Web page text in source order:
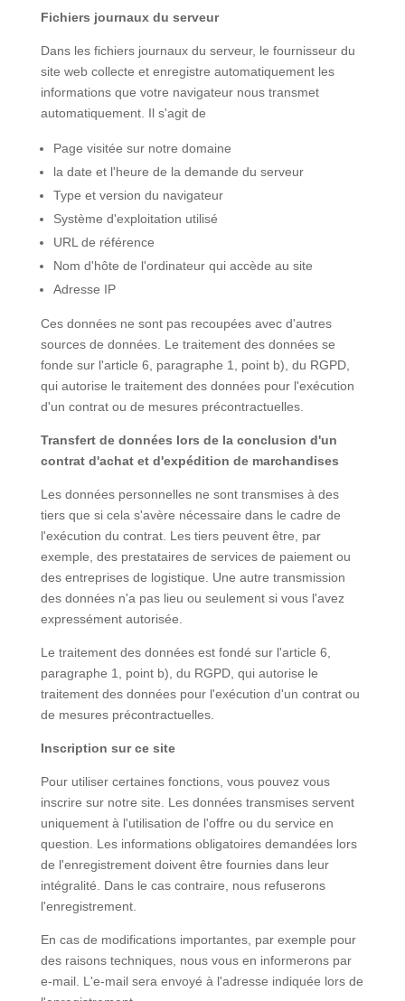
Fichiers journaux du serveur
Dans les fichiers journaux du serveur, le fournisseur du
site web collecte et enregistre automatiquement les
informations que votre navigateur nous transmet
automatiquement. Il s'agit de
Page visitée sur notre domaine
la date et l'heure de la demande du serveur
Type et version du navigateur
Système d'exploitation utilisé
URL de référence
Nom d'hôte de l'ordinateur qui accède au site
Adresse IP
Ces données ne sont pas recoupées avec d'autres
sources de données. Le traitement des données se
fonde sur l'article 6, paragraphe 1, point b), du RGPD,
qui autorise le traitement des données pour l'exécution
d'un contrat ou de mesures précontractuelles.
Transfert de données lors de la conclusion d'un
contrat d'achat et d'expédition de marchandises
Les données personnelles ne sont transmises à des
tiers que si cela s'avère nécessaire dans le cadre de
l'exécution du contrat. Les tiers peuvent être, par
exemple, des prestataires de services de paiement ou
des entreprises de logistique. Une autre transmission
des données n'a pas lieu ou seulement si vous l'avez
expressément autorisée.
Le traitement des données est fondé sur l'article 6,
paragraphe 1, point b), du RGPD, qui autorise le
traitement des données pour l'exécution d'un contrat ou
de mesures précontractuelles.
Inscription sur ce site
Pour utiliser certaines fonctions, vous pouvez vous
inscrire sur notre site. Les données transmises servent
uniquement à l'utilisation de l'offre ou du service en
question. Les informations obligatoires demandées lors
de l'enregistrement doivent être fournies dans leur
intégralité. Dans le cas contraire, nous refuserons
l'enregistrement.
En cas de modifications importantes, par exemple pour
des raisons techniques, nous vous en informerons par
e-mail. L'e-mail sera envoyé à l'adresse indiquée lors de